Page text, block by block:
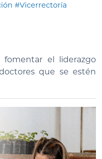
#Vicerrectoría
el liderazgo
que se estén